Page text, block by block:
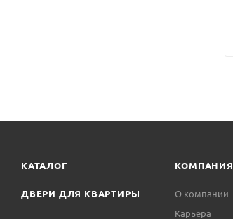
КАТАЛОГ
ДВЕРИ ДЛЯ КВАРТИРЫ
КОМПАНИЯ
О компании
Карьера